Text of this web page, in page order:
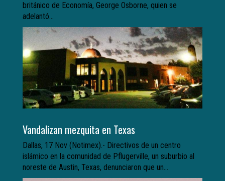
británico de Economía, George Osborne, quien se
adelantó...
Vandalizan mezquita en Texas
Dallas, 17 Nov (Notimex).- Directivos de un centro
islámico en la comunidad de Pflugerville, un suburbio al
noreste de Austin, Texas, denunciaron que un...